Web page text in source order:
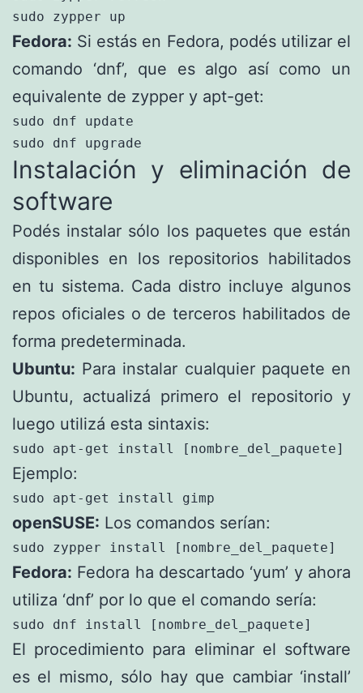
sudo zypper up
Fedora: Si estás en Fedora, podés utilizar el
comando ‘dnf’, que es algo así como un
equivalente de zypper y apt-get:
sudo dnf update
sudo dnf upgrade
Instalación y eliminación de
software
Podés instalar sólo los paquetes que están
disponibles en los repositorios habilitados
en tu sistema. Cada distro incluye algunos
repos oficiales o de terceros habilitados de
forma predeterminada.
Ubuntu: Para instalar cualquier paquete en
Ubuntu, actualizá primero el repositorio y
luego utilizá esta sintaxis:
sudo apt-get install [nombre_del_paquete]
Ejemplo:
sudo apt-get install gimp
openSUSE: Los comandos serían:
sudo zypper install [nombre_del_paquete]
Fedora: Fedora ha descartado ‘yum’ y ahora
utiliza ‘dnf’ por lo que el comando sería:
sudo dnf install [nombre_del_paquete]
El procedimiento para eliminar el software
es el mismo, sólo hay que cambiar ‘install’